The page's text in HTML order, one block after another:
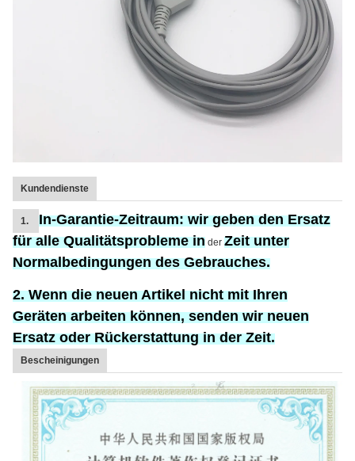
Kundendienste
1. In-Garantie-Zeitraum:wir geben den Ersatz
füralle Qualitätsprobleme in der Zeit unter
Normalbedingungen des Gebrauches.
2. Wenn die neuen Artikel nicht mit Ihren
Geräten arbeiten können, senden wir neuen
Ersatz oder Rückerstattung in der Zeit.
Bescheinigungen